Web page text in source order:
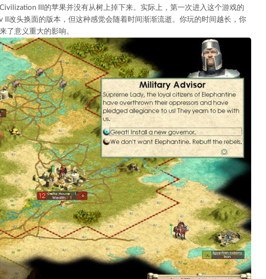
III的苹果并没有从树上掉下来。实际上，第一次进入这个游戏的
II改头换面的版本，但这种感觉会随着时间渐渐流逝。你玩的时间越长，你
了意义重大的影响。